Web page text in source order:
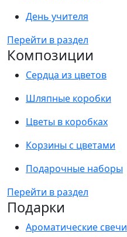
День учителя
Перейти в раздел
Композиции
Сердца из цветов
Шляпные коробки
Цветы в коробках
Корзины с цветами
Подарочные наборы
Перейти в раздел
Подарки
Ароматические свечи